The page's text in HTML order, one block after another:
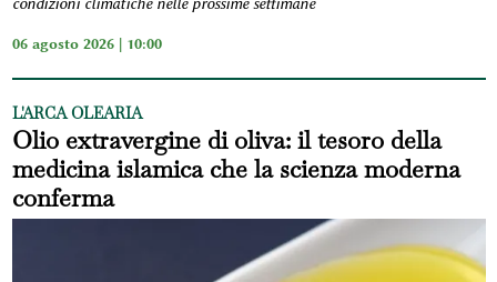
condizioni climatiche nelle prossime settimane
06 agosto 2026 | 10:00
L'ARCA OLEARIA
Olio extravergine di oliva: il tesoro della
medicina islamica che la scienza moderna
conferma